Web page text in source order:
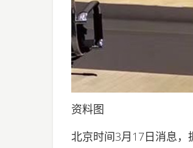
资料图
北京时间3月17日消息